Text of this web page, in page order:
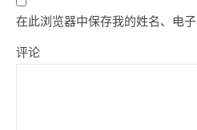
在此浏览器中保存我的姓名、电子
评论